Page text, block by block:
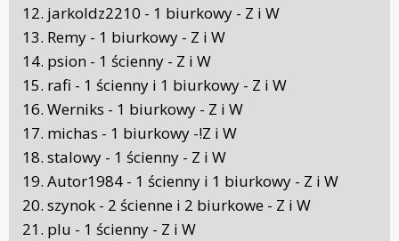
12. jarkoldz2210 - 1 biurkowy - Z i W
13. Remy - 1 biurkowy - Z i W
14. psion - 1 ścienny - Z i W
15. rafi - 1 ścienny i 1 biurkowy - Z i W
16. Werniks - 1 biurkowy - Z i W
17. michas - 1 biurkowy -!Z i W
18. stalowy - 1 ścienny - Z i W
19. Autor1984 - 1 ścienny i 1 biurkowy - Z i W
20. szynok - 2 ścienne i 2 biurkowe - Z i W
21. plu - 1 ścienny - Z i W